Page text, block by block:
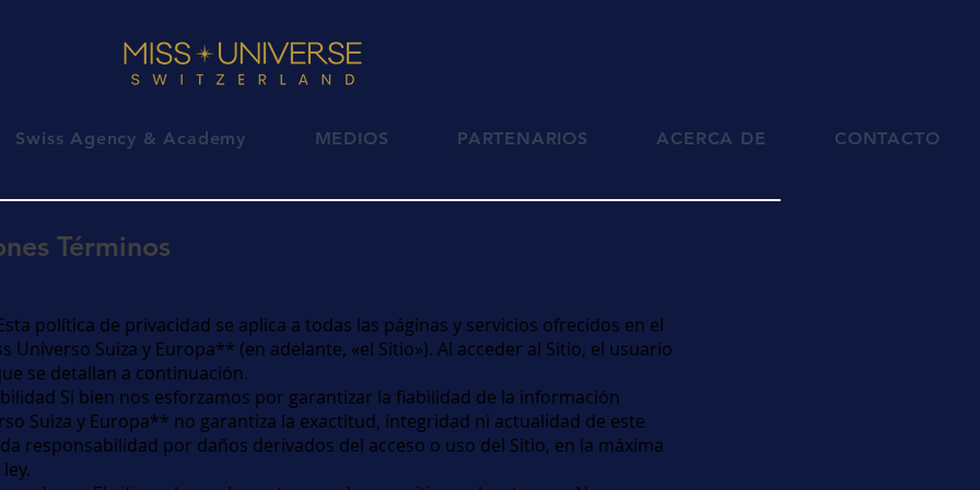
Swiss Agency & Academy MEDIOS PARTENARIOS ACERCA DE CONTACTO
Términos
política de privacidad se aplica a todas las páginas y servicios ofrecidos en el
Universo Suiza y Europa** (en adelante, «el Sitio»). Al acceder al Sitio, el usuario
se detallan a continuación.
Si bien nos esforzamos por garantizar la fiabilidad de la información
Suiza y Europa** no garantiza la exactitud, integridad ni actualidad de este
responsabilidad por daños derivados del acceso o uso del Sitio, en la máxima